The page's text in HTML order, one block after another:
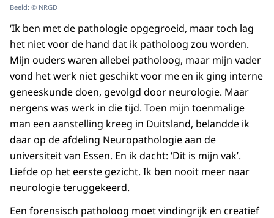
Beeld: © NRGD
‘Ik ben met de pathologie opgegroeid, maar toch lag
het niet voor de hand dat ik patholoog zou worden.
Mijn ouders waren allebei patholoog, maar mijn vader
vond het werk niet geschikt voor me en ik ging interne
geneeskunde doen, gevolgd door neurologie. Maar
nergens was werk in die tijd. Toen mijn toenmalige
man een aanstelling kreeg in Duitsland, belandde ik
daar op de afdeling Neuropathologie aan de
universiteit van Essen. En ik dacht: ‘Dit is mijn vak’.
Liefde op het eerste gezicht. Ik ben nooit meer naar
neurologie teruggekeerd.
Een forensisch patholoog moet vindingrijk en creatief